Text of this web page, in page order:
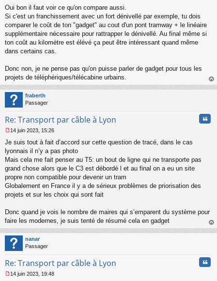
e
s
s
g
e
n
n
u
Oui bon il faut voir ce qu'on compare aussi.
Si c'est un franchissement avec un fort dénivellé par exemple, tu dois
comparer le coût de ton "gadget" au cout d'un pont tramway + le linéaire
supplémentaire nécessaire pour rattrapper le dénivellé. Au final même si
ton coût au kilomètre est élévé ça peut être intéressant quand même
dans certains cas.
Donc non, je ne pense pas qu'on puisse parler de gadget pour tous les
projets de téléphériques/télécabine urbains.
au
fraberth
Passager
Re: Transport par câble à Lyon
e
s
s
g
e
n
o
u
14 juin 2023, 15:26
Je suis tout à fait d’accord sur cette question de tracé, dans le cas
lyonnais il n’y a pas photo
Mais cela me fait penser au T5: un bout de ligne qui ne transporte pas
grand chose alors que le C3 est débordé l et au final on a eu un site
propre non compatible pour devenir un tram
Globalement en France il y a de sérieux problèmes de priorisation des
projets et sur les choix qui sont fait
Donc quand je vois le nombre de maires qui s’emparent du système pour
faire les modernes, je suis tenté de résumé cela en gadget
au
nanar
Passager
Re: Transport par câble à Lyon
14 juin 2023, 19:48